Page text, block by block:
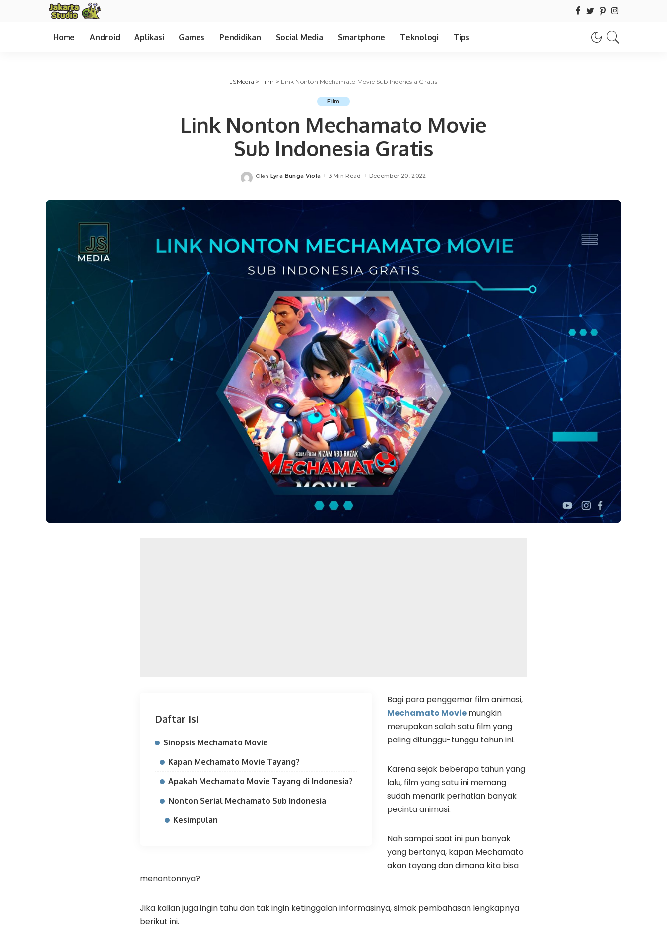
Home Android Aplikasi Games Pendidikan Social Media Smartphone Teknologi Tips
JSMedia > Film > Link Nonton Mechamato Movie Sub Indonesia Gratis
Film
Link Nonton Mechamato Movie
Sub Indonesia Gratis
Posted
Oleh Lyra Bunga Viola 3 Min Read December 20, 2022
Daftar Isi
Sinopsis Mechamato Movie
Kapan Mechamato Movie Tayang?
Apakah Mechamato Movie Tayang di Indonesia?
Nonton Serial Mechamato Sub Indonesia
Kesimpulan
Bagi para penggemar film animasi,
Mechamato Movie mungkin
merupakan salah satu film yang
paling ditunggu-tunggu tahun ini.
Karena sejak beberapa tahun yang
lalu, film yang satu ini memang
sudah menarik perhatian banyak
pecinta animasi.
Nah sampai saat ini pun banyak
yang bertanya, kapan Mechamato
akan tayang dan dimana kita bisa
menontonnya?
Jika kalian juga ingin tahu dan tak ingin ketinggalan informasinya, simak pembahasan lengkapnya
berikut ini.